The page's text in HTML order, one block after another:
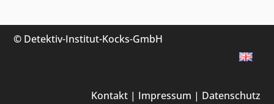
© Detektiv-Institut-Kocks-GmbH
Kontakt| Impressum | Datenschutz